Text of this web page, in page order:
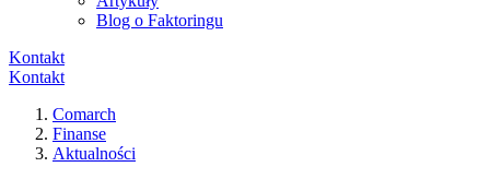
Blog o Faktoringu
Kontakt
Kontakt
Comarch
Finanse
Aktualności